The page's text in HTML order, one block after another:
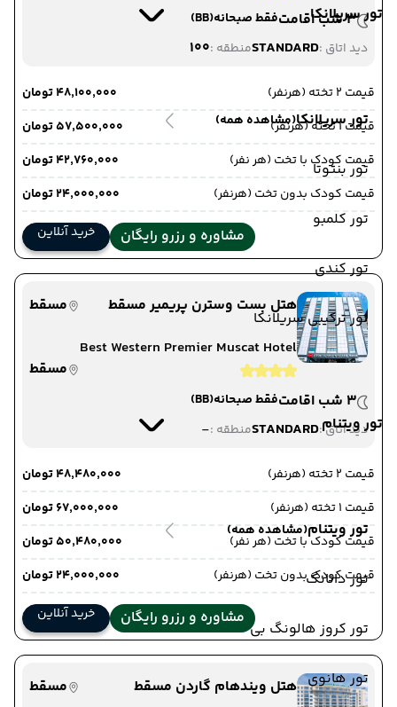
تور سریلانکا
تور سریلانکا(مشاهده همه)
تور بنتوتا
تور کلمبو
تور کندی
تور ترکیبی سریلانکا
تور ویتنام
تور ویتنام(مشاهده همه)
تور دانانگ
تور کروز هالونگ بی
تور هانوی
3 شب اقامت
فقط صبحانه(BB)
دید اتاق :STANDARDمنطقه :100
قیمت 2 تخته (هرنفر)
۴۸٬۱۰۰٬۰۰۰ تومان
قیمت 1 تخته (هرنفر)
۵۷٬۵۰۰٬۰۰۰ تومان
قیمت کودک با تخت (هر نفر)
۴۲٬۷۶۰٬۰۰۰ تومان
قیمت کودک بدون تخت (هرنفر)
۲۴٬۰۰۰٬۰۰۰ تومان
مشاوره و رزرو رایگان خرید آنلاین
هتل بست وسترن پریمیر مسقط
مسقط
Best Western Premier Muscat Hotel
مسقط
3 شب اقامت
فقط صبحانه(BB)
دید اتاق :STANDARDمنطقه :-
قیمت 2 تخته (هرنفر)
۴۸٬۴۸۰٬۰۰۰ تومان
قیمت 1 تخته (هرنفر)
۶۷٬۰۰۰٬۰۰۰ تومان
قیمت کودک با تخت (هر نفر)
۵۰٬۴۸۰٬۰۰۰ تومان
قیمت کودک بدون تخت (هرنفر)
۲۴٬۰۰۰٬۰۰۰ تومان
مشاوره و رزرو رایگان خرید آنلاین
هتل ویندهام گاردن مسقط
مسقط